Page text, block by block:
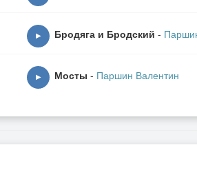
▶ Бродяга и Бродский -
▶ Мосты - Паршин Валентин